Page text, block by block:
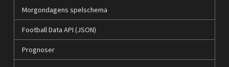
Morgondagens spelschema
Football Data API (JSON)
Prognoser